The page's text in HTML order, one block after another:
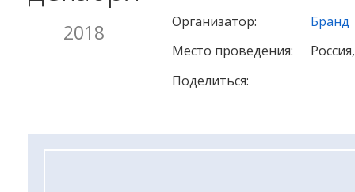
2018 Организатор:
Бранд
Место проведения:
Поделиться: